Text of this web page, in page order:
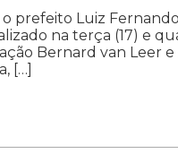
prefeito Luiz
na terça (17) e
Bernard van Leer e
[…]